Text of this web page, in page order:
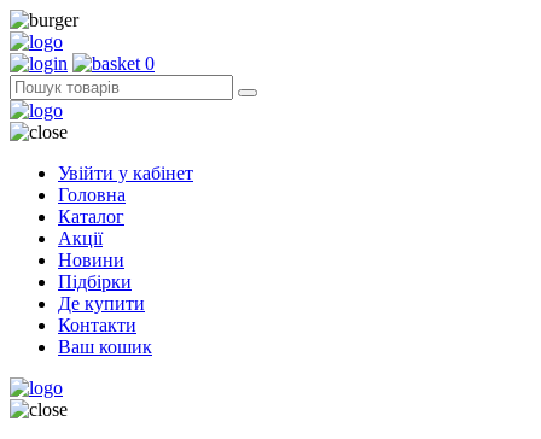
0
Увійти у кабінет
Головна
Каталог
Акції
Новини
Підбірки
Де купити
Контакти
Ваш кошик